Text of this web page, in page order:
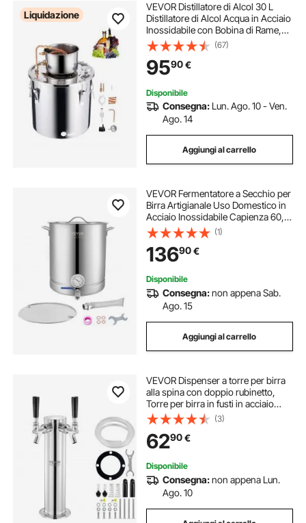
Liquidazione
VEVOR Distillatore di Alcol 30 L
Distillatore di Alcol Acqua in Acciaio
Inossidabile con Bobina di Rame,
Kit di Fermentazione per
Raffinazione Birra Fatta in Casa con
Termometro e Pompa, Argento
(67)
9590€
Disponibile
Consegna: Lun. Ago. 10 - Ven.
Ago. 14
Aggiungi al carrello
VEVOR Fermentatore a Secchio per
Birra Artigianale Uso Domestico in
Acciaio Inossidabile Capienza 60,6
Litri Doppia Filtrazione, Kit
Fermentazione per Birra con
Termometro, Pentola Fermentatore
Birra
(1)
13690€
Disponibile
Consegna:non appena Sab.
Ago. 15
Aggiungi al carrello
VEVOR Dispenser a torre per birra
alla spina con doppio rubinetto,
Torre per birra in fusti in acciaio
inox, Kit spillatore birra artigianale
rubinetti a chiusura automatica per
feste, bar
(3)
6290€
Disponibile
Consegna:non appena Lun.
Ago. 10